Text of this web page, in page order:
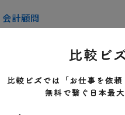
計顧問
対応で経営者様をサポートします！
クチコミ